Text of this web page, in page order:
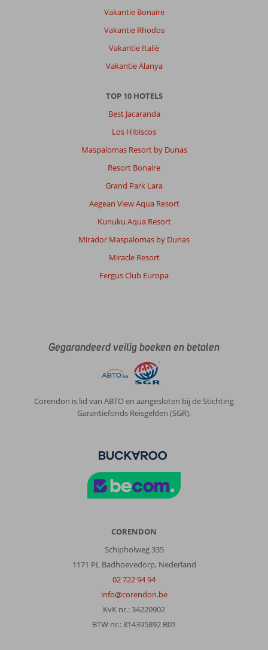
Vakantie Bonaire
Vakantie Rhodos
Vakantie Italië
Vakantie Alanya
TOP 10 HOTELS
Best Jacaranda
Los Hibiscos
Maspalomas Resort by Dunas
Resort Bonaire
Grand Park Lara
Aegean View Aqua Resort
Kunuku Aqua Resort
Mirador Maspalomas by Dunas
Miracle Resort
Fergus Club Europa
Gegarandeerd veilig boeken en betalen
Corendon is lid van ABTO en aangesloten bij de Stichting
Garantiefonds Reisgelden (SGR).
CORENDON
Schipholweg 335
1171 PL Badhoevedorp, Nederland
02 722 94 94
info@corendon.be
KvK nr.: 34220902
BTW nr.: 814395892 B01